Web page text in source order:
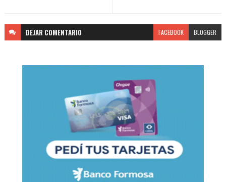
DEJAR COMENTARIO FACEBOOK BLOGGER